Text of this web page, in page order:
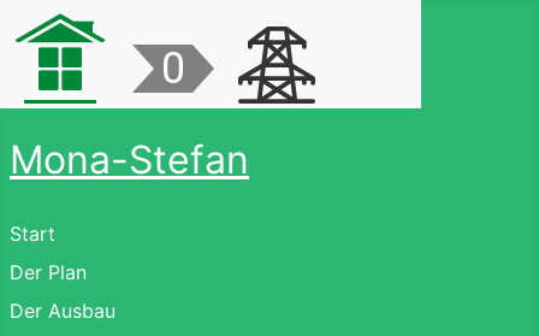
Mona-Stefan
Start
Der Plan
Der Ausbau